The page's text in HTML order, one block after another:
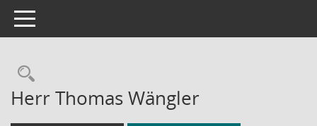
Toggle navigation
Rechercheauswahl
Herr Thomas Wängler